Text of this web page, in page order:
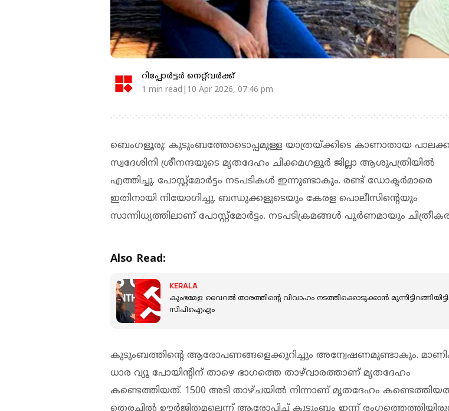
റിപ്പോർട്ടർ നെറ്റ്‌വര്‍ക്ക്‌
1 min read|10 Apr 2026, 07:46 pm
ബെംഗളൂരു: കുടുംബത്തോടൊപ്പമുള്ള യാത്രയ്ക്കിടെ കാണാതായ
സ്വദേശിനി ശ്രീനന്ദയുടെ മൃതദേഹം ചിക്കമഗളൂര്‍ ജില്ലാ ആശുപത്രിയില്‍
എത്തിച്ചു. പോസ്റ്റ്‌മോര്‍ട്ടം നടപടികള്‍ ഇന്നുണ്ടാകും. രണ്ട് ഡോക്ടര്‍മാരെ
ഇതിനായി നിയോഗിച്ചു. ബന്ധുക്കളുടെയും കേരള പൊലീസിന്റെയും
സാന്നിധ്യത്തിലാണ് പോസ്റ്റ്‌മോര്‍ട്ടം. നടപടിക്രമങ്ങള്‍ പൂര്‍ണമായും
Also Read:
KERALA
കുംഭമേള വൈറല്‍ താരത്തിന്റെ വിവാഹം നടത്തിക്കൊടുക്കാന്‍
സിപിഐഎം
കുടുംബത്തിന്റെ ആരോപണങ്ങളെക്കുറിച്ചും അന്വേഷണമുണ്ടാകും.
ധാര വ്യൂ പോയിന്റിന് താഴെ ഭാഗത്തെ താഴ്‌വാരത്താണ് മൃതദേഹം
കണ്ടെത്തിയത്. 1500 അടി താഴ്ചയില്‍ നിന്നാണ് മൃതദേഹം
തെരച്ചില്‍ ഊര്‍ജിതമല്ലെന്ന് ആരോപിച്ച് കുടുംബം ഇന്ന്